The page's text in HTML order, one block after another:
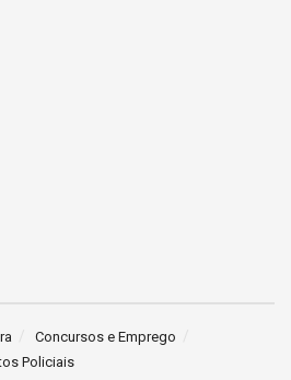
Concursos e Emprego
Policiais